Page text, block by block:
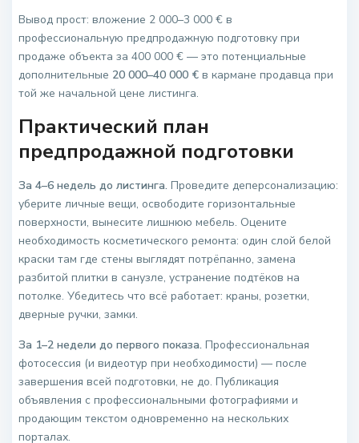
Вывод прост: вложение 2 000–3 000 € в
профессиональную предпродажную подготовку при
продаже объекта за 400 000 € — это потенциальные
дополнительные 20 000–40 000 € в кармане продавца при
той же начальной цене листинга.
Практический план
предпродажной подготовки
За 4–6 недель до листинга. Проведите деперсонализацию:
уберите личные вещи, освободите горизонтальные
поверхности, вынесите лишнюю мебель. Оцените
необходимость косметического ремонта: один слой белой
краски там где стены выглядят потрёпанно, замена
разбитой плитки в санузле, устранение подтёков на
потолке. Убедитесь что всё работает: краны, розетки,
дверные ручки, замки.
За 1–2 недели до первого показа. Профессиональная
фотосессия (и видеотур при необходимости) — после
завершения всей подготовки, не до. Публикация
объявления с профессиональными фотографиями и
продающим текстом одновременно на нескольких
порталах.